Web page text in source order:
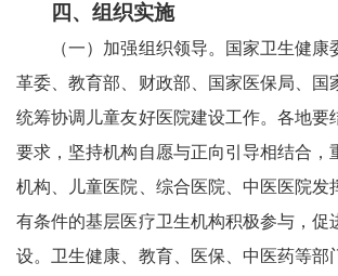
四、组织实施
（一）加强组织领导。国家卫生健康
革委、教育部、财政部、国家医保局、国
统筹协调儿童友好医院建设工作。各地要
要求，坚持机构自愿与正向引导相结合，
机构、儿童医院、综合医院、中医医院发
有条件的基层医疗卫生机构积极参与，促
设。卫生健康、教育、医保、中医药等部